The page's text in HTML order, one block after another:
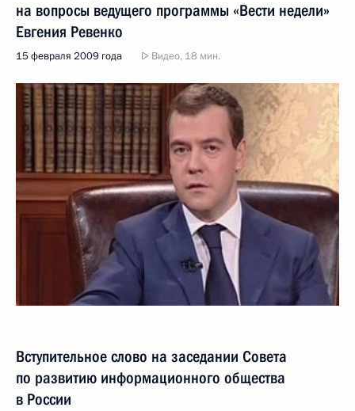
на вопросы ведущего программы «Вести недели»
Евгения Ревенко
15 февраля 2009 года Видео, 18 мин.
Вступительное слово на заседании Совета
по развитию информационного общества
в России